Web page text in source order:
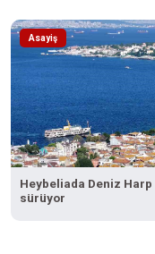
Asayiş
Heybeliada Deniz Harp
sürüyor